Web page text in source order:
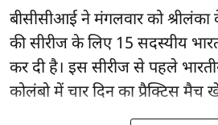
बीसीसीआईने मंगलवार को
की सीरीज के लिए 15 सदस्यीय
कर दी है। इस सीरीज से पहले
कोलंबो में चार दिन का प्रैक्टिस मैच